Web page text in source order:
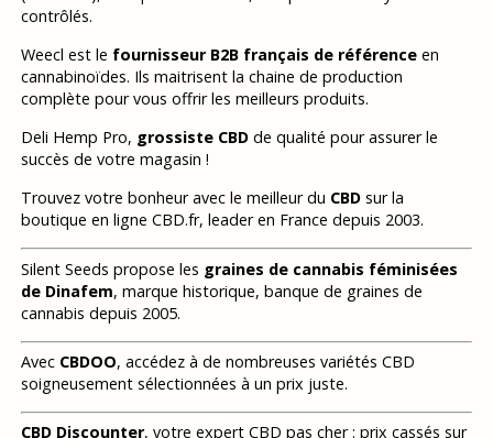
contrôlés.
Weecl est le fournisseur B2B français de référenceen
cannabinoïdes. Ils maitrisent la chaine de production
complète pour vous offrir les meilleurs produits.
Deli Hemp Pro, grossiste CBDde qualité pour assurer le
succès de votre magasin !
Trouvez votre bonheur avec le meilleur du CBDsur la
boutique en ligne CBD.fr, leader en France depuis 2003.
Silent Seeds propose les graines de cannabis féminisées
de Dinafem, marque historique, banque de graines de
cannabis depuis 2005.
Avec CBDOO, accédez à de nombreuses variétés CBD
soigneusement sélectionnées à un prix juste.
CBD Discounter, votre expert CBD pas cher : prix cassés sur